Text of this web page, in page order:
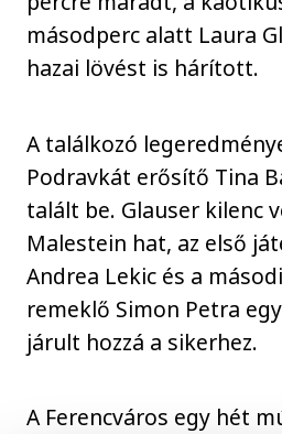
másodperc alatt Laura
hazai lövést is hárított.
A találkozó
Podravkát erősítő Tina
talált be. Glauser kilenc
Malestein hat, az első
Andrea Lekic és a
remeklő Simon Petra
járult hozzá a sikerhez.
A Ferencváros egy hét